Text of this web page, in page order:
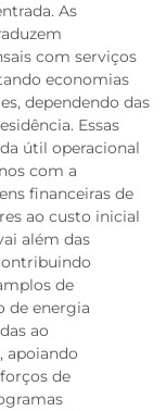
As
com serviços
economias
dependendo das
Essas
útil operacional
com a
financeiras de
ao custo inicial
além das
de
de energia
ao
apoiando
de